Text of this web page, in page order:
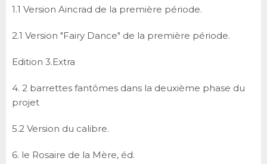
1.1 Version Aincrad de la première période.
2.1 Version "Fairy Dance" de la première période.
Edition 3.Extra
4. 2 barrettes fantômes dans la deuxième phase du
projet
5.2 Version du calibre.
6. le Rosaire de la Mère, éd.